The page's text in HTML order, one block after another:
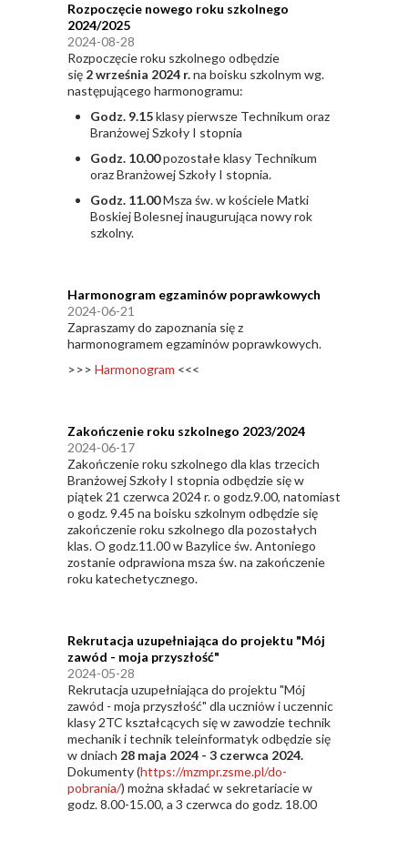
Rozpoczęcie nowego roku szkolnego
2024/2025
2024-08-28
Rozpoczęcie roku szkolnego odbędzie
się 2września 2024 r.na boisku szkolnym wg.
następującego harmonogramu:
Godz. 9.15klasy pierwsze Technikum oraz
Branżowej Szkoły I stopnia
Godz. 10.00pozostałe klasy Technikum
oraz Branżowej Szkoły I stopnia.
Godz. 11.00Msza św. wkościele Matki
Boskiej Bolesnejinaugurująca nowyrok
szkolny.
Harmonogram egzaminów poprawkowych
2024-06-21
Zapraszamy do zapoznania się z
harmonogramem egzaminów poprawkowych.
>>> Harmonogram <<<
Zakończenie roku szkolnego 2023/2024
2024-06-17
Zakończenie roku szkolnego dla klas trzecich
Branżowej Szkoły I stopnia odbędzie się w
piątek 21 czerwca 2024 r. o godz.9.00, natomiast
o godz. 9.45 na boisku szkolnym odbędzie się
zakończenie roku szkolnego dla pozostałych
klas. O godz.11.00 w Bazylice św. Antoniego
zostanie odprawiona msza św. na zakończenie
roku katechetycznego.
Rekrutacja uzupełniająca do projektu "Mój
zawód - moja przyszłość"
2024-05-28
Rekrutacja uzupełniająca do projektu "Mój
zawód - moja przyszłość" dla uczniów i uczennic
klasy 2TC kształcących się w zawodzie technik
mechanik i technik teleinformatyk odbędzie się
w dniach 28 maja 2024 - 3 czerwca 2024.
Dokumenty (https://mzmpr.zsme.pl/do-
pobrania/) można składać w sekretariacie w
godz. 8.00-15.00, a 3 czerwca do godz. 18.00